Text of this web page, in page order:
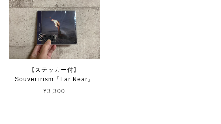
【ステッカー付】
Souvenirism『Far Near』
¥3,300